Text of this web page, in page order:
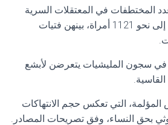
المختطفات في المعتقلات السرية
للمليشيات الحوثية وصل إلى نحو 1121 أمراة، بينهن فتيات
سجون المليشيات يتعرضن لأبشع
القاسية.
التي تعكس حجم الانتهاكات
بحق النساء، وفق تصريحات المصادر.